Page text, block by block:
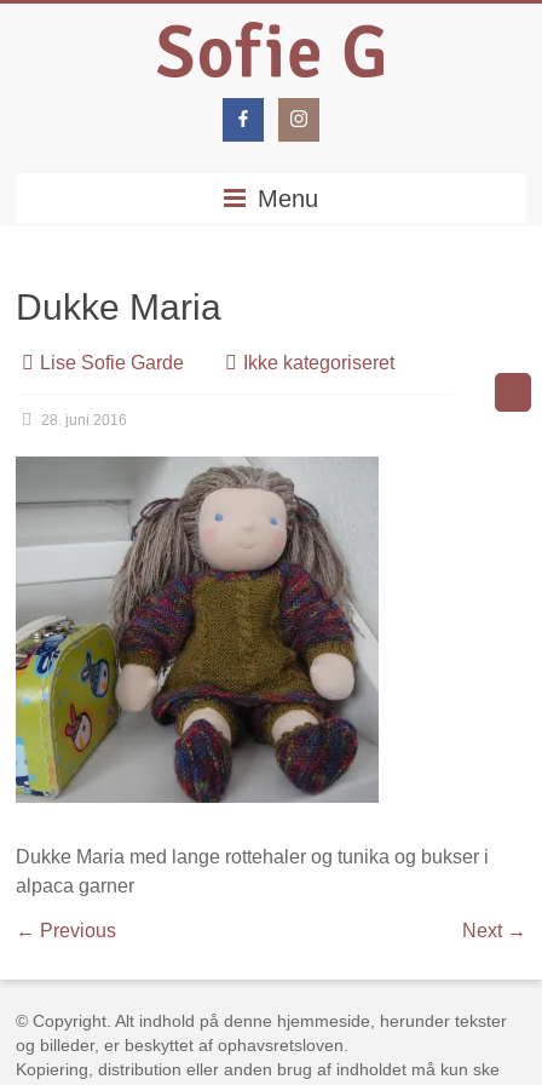
Menu
Dukke Maria
Lise Sofie Garde Ikke kategoriseret
28. juni 2016
Dukke Maria med lange rottehaler og tunika og bukser i
alpaca garner
← Previous Next →
© Copyright. Alt indhold på denne hjemmeside, herunder tekster
og billeder, er beskyttet af ophavsretsloven.
Kopiering, distribution eller anden brug af indholdet må kun ske